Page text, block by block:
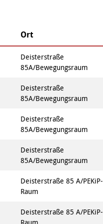
für Frauen bei
Gewalt
in der
Hannover
Ort
Deisterstraße
85A/Bewegungsraum
Deisterstraße
85A/Bewegungsraum
Deisterstraße
85A/Bewegungsraum
Deisterstraße
85A/Bewegungsraum
Deisterstraße 85 A/PEKiP-
Raum
Deisterstraße 85 A/PEKiP-